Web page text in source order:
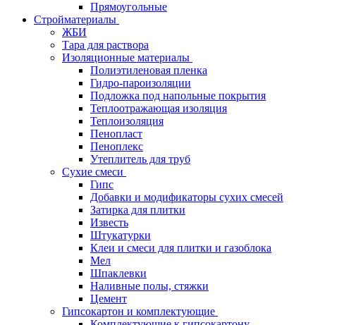
Прямоугольные
Стройматериалы
ЖБИ
Тара для раствора
Изоляционные материалы
Полиэтиленовая пленка
Гидро-пароизоляции
Подложка под напольные покрытия
Теплоотражающая изоляция
Теплоизоляция
Пенопласт
Пеноплекс
Утеплитель для труб
Сухие смеси
Гипс
Добавки и модификаторы сухих смесей
Затирка для плитки
Известь
Штукатурки
Клеи и смеси для плитки и газоблока
Мел
Шпаклевки
Наливные полы, стяжки
Цемент
Гипсокартон и комплектующие